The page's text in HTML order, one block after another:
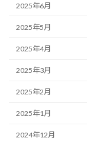
2025年6月
2025年5月
2025年4月
2025年3月
2025年2月
2025年1月
2024年12月